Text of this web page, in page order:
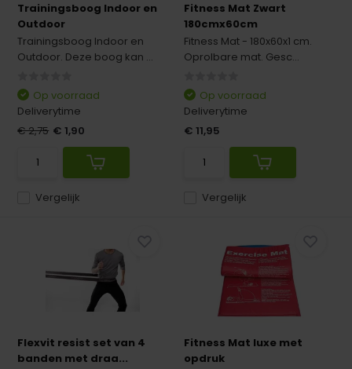
Trainingsboog Indoor en
Outdoor
Trainingsboog Indoor en
Outdoor. Deze boog kan ...
Vergelijk
Op voorraad
Deliverytime
€ 2,75 € 1,90
Fitness Mat Zwart
180cmx60cm
Fitness Mat - 180x60x1 cm.
Oprolbare mat. Gesc...
Vergelijk
Op voorraad
Deliverytime
€ 11,95
Flexvit resist set van 4
banden met draa...
Fitness Mat luxe met
opdruk